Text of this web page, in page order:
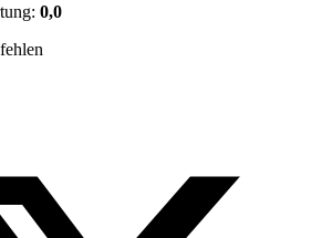
0,0